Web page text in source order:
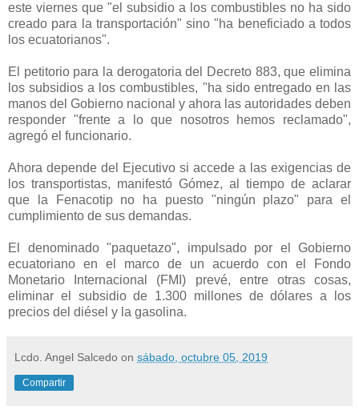
este viernes que "el subsidio a los combustibles no ha sido
creado para la transportación" sino "ha beneficiado a todos
los ecuatorianos".
El petitorio para la derogatoria del Decreto 883, que elimina
los subsidios a los combustibles, "ha sido entregado en las
manos del Gobierno nacional y ahora las autoridades deben
responder "frente a lo que nosotros hemos reclamado",
agregó el funcionario.
Ahora depende del Ejecutivo si accede a las exigencias de
los transportistas, manifestó Gómez, al tiempo de aclarar
que la Fenacotip no ha puesto "ningún plazo" para el
cumplimiento de sus demandas.
El denominado "paquetazo", impulsado por el Gobierno
ecuatoriano en el marco de un acuerdo con el Fondo
Monetario Internacional (FMI) prevé, entre otras cosas,
eliminar el subsidio de 1.300 millones de dólares a los
precios del diésel y la gasolina.
Lcdo. Angel Salcedo on sábado, octubre 05, 2019
Compartir